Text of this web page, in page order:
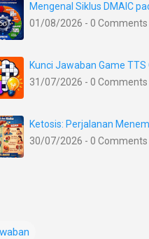
Mengenal Siklus DMAIC
01/08/2026 - 0 Comments
Kunci Jawaban Game
31/07/2026 - 0 Comments
Ketosis: Perjalanan
30/07/2026 - 0 Comments